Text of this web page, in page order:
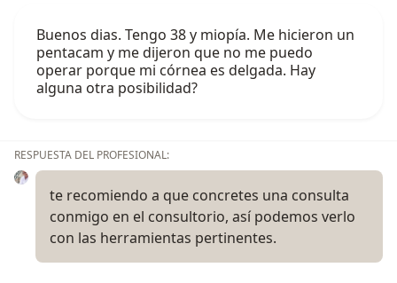
Buenos dias. Tengo 38 y miopía. Me hicieron un
pentacam y me dijeron que no me puedo
operar porque mi córnea es delgada. Hay
alguna otra posibilidad?
RESPUESTA DEL PROFESIONAL:
te recomiendo a que concretes una consulta
conmigo en el consultorio, así podemos verlo
con las herramientas pertinentes.